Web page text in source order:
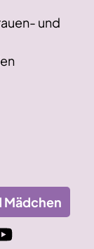
und
Mädchen